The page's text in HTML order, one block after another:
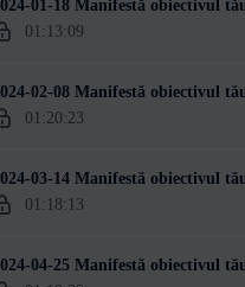
01-18 Manifestă obiectivul
01:13:09
02-08 Manifestă obiectivul
01:20:23
03-14 Manifestă obiectivul
01:18:13
04-25 Manifestă obiectivul